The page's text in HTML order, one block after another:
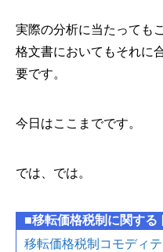
実際の分析に当たっても
格文書においてもそれに
要です。
今日はここまでです。
では、では。
■移転価格税制に関する
移転価格税制コモディ